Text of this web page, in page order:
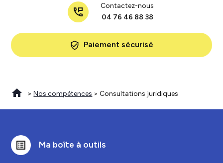
perm_phone_msg
Contactez-nous
04 76 46 88 38
verified_user Paiement sécurisé
>Nos compétences > Consultations juridiques
list_alt Ma boîte à outils